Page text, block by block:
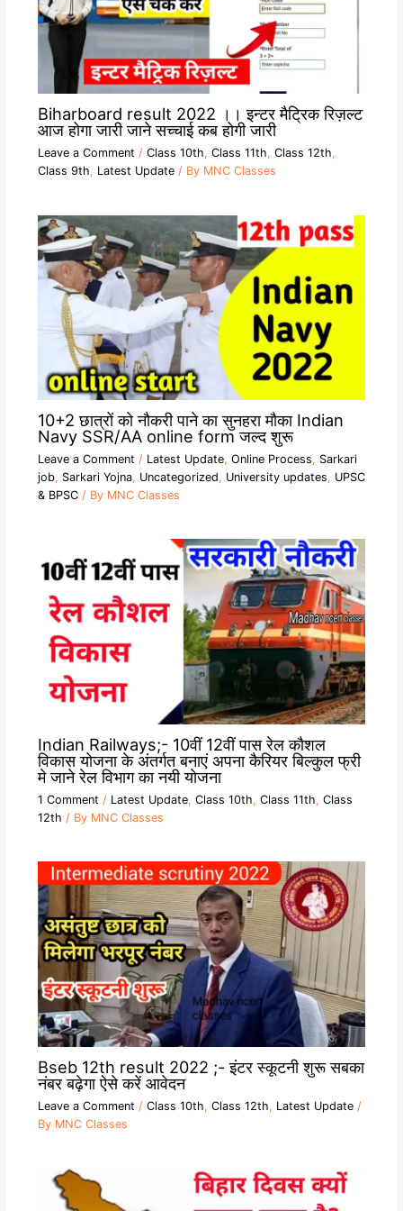
Biharboard result 2022 ।। इन्टर मैट्रिक रिज़ल्ट
आज होगा जारी जाने सच्चाई कब होगी जारी
Leave a Comment / Class 10th, Class 11th, Class 12th,
Class 9th, Latest Update/ By MNC Classes
10+2 छात्रों को नौकरी पाने का सुनहरा मौका Indian
Navy SSR/AA online form जल्द शुरू
Leave a Comment / Latest Update, Online Process, Sarkari
job, Sarkari Yojna, Uncategorized, University updates, UPSC
& BPSC/ By MNC Classes
Indian Railways;- 10वीं 12वीं पास रेल कौशल
विकास योजना के अंतर्गत बनाएं अपना कैरियर बिल्कुल फ्री
मे जाने रेल विभाग का नयी योजना
1 Comment / Latest Update, Class 10th, Class 11th, Class
12th / By MNC Classes
Bseb 12th result 2022 ;- इंटर स्कूटनी शुरू सबका
नंबर बढ़ेगा ऐसे करें आवेदन
Leave a Comment / Class 10th, Class 12th, Latest Update/
By MNC Classes